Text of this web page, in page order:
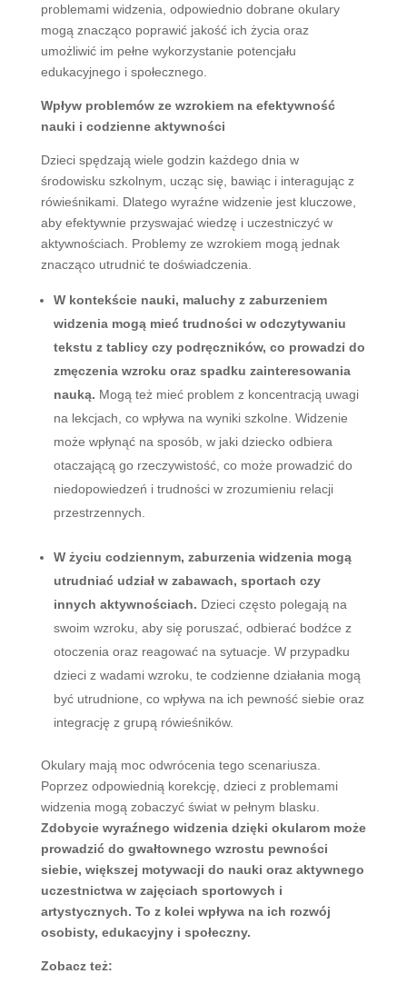
problemami widzenia, odpowiednio dobrane okulary
mogą znacząco poprawić jakość ich życia oraz
umożliwić im pełne wykorzystanie potencjału
edukacyjnego i społecznego.
Wpływ problemów ze wzrokiem na efektywność
nauki i codzienne aktywności
Dzieci spędzają wiele godzin każdego dnia w
środowisku szkolnym, ucząc się, bawiąc i interagując z
rówieśnikami. Dlatego wyraźne widzenie jest kluczowe,
aby efektywnie przyswajać wiedzę i uczestniczyć w
aktywnościach. Problemy ze wzrokiem mogą jednak
znacząco utrudnić te doświadczenia.
W kontekście nauki, maluchy z zaburzeniem
widzenia mogą mieć trudności w odczytywaniu
tekstu z tablicy czy podręczników, co prowadzi do
zmęczenia wzroku oraz spadku zainteresowania
nauką. Mogą też mieć problem z koncentracją uwagi
na lekcjach, co wpływa na wyniki szkolne. Widzenie
może wpłynąć na sposób, w jaki dziecko odbiera
otaczającą go rzeczywistość, co może prowadzić do
niedopowiedzeń i trudności w zrozumieniu relacji
przestrzennych.
W życiu codziennym, zaburzenia widzenia mogą
utrudniać udział w zabawach, sportach czy
innych aktywnościach. Dzieci często polegają na
swoim wzroku, aby się poruszać, odbierać bodźce z
otoczenia oraz reagować na sytuacje. W przypadku
dzieci z wadami wzroku, te codzienne działania mogą
być utrudnione, co wpływa na ich pewność siebie oraz
integrację z grupą rówieśników.
Okulary mają moc odwrócenia tego scenariusza.
Poprzez odpowiednią korekcję, dzieci z problemami
widzenia mogą zobaczyć świat w pełnym blasku.
Zdobycie wyraźnego widzenia dzięki okularom może
prowadzić do gwałtownego wzrostu pewności
siebie, większej motywacji do nauki oraz aktywnego
uczestnictwa w zajęciach sportowych i
artystycznych. To z kolei wpływa na ich rozwój
osobisty, edukacyjny i społeczny.
Zobacz też: